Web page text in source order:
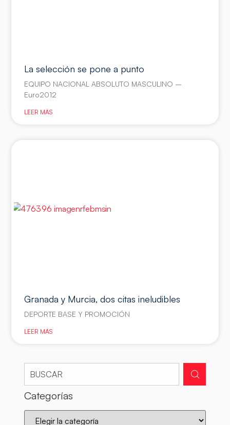
La selección se pone a punto
EQUIPO NACIONAL ABSOLUTO MASCULINO –
Euro2012
LEER MÁS
Granada y Murcia, dos citas ineludibles
DEPORTE BASE Y PROMOCIÓN
LEER MÁS
Categorías